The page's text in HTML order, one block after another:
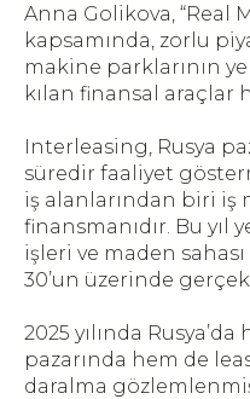
Anna Golikova, “Real
kapsamında, zorlu
makine parklarının
kılan finansal araçlar
Interleasing, Rusya
süredir faaliyet
iş alanlarından biri iş
finansmanıdır. Bu
işleri ve maden
30’un üzerinde
2025 yılında
pazarında hem de
daralma